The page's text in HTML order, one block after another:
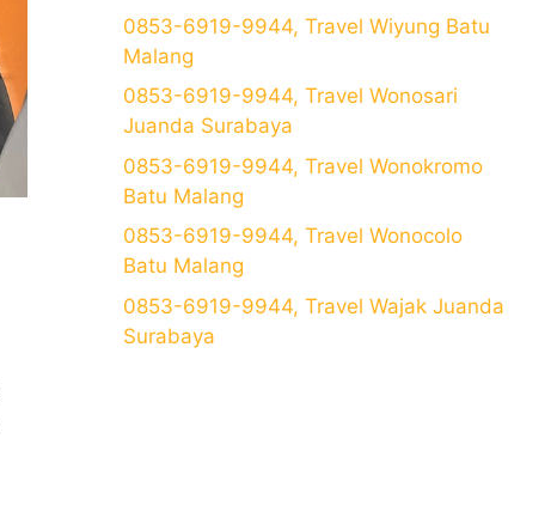
0853-6919-9944, Travel Wiyung Batu
Malang
0853-6919-9944, Travel Wonosari
Juanda Surabaya
0853-6919-9944, Travel Wonokromo
Batu Malang
0853-6919-9944, Travel Wonocolo
Batu Malang
0853-6919-9944, Travel Wajak Juanda
Surabaya